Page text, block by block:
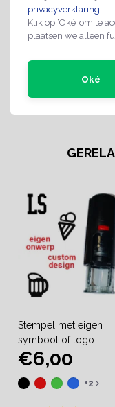
privacyverklaring.
Klik op ‘Oké’ om te
plaatsen we alleen
Oké
Inkt kleur:
Retourbeleid:
Stempel met eigen
symbool of logo
€6,00
+2